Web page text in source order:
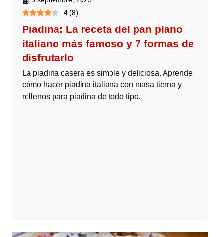
4 (8)
Piadina: La receta del pan plano
italiano más famoso y 7 formas de
disfrutarlo
La piadina casera es simple y deliciosa. Aprende
cómo hacer piadina italiana con masa tierna y
rellenos para piadina de todo tipo.